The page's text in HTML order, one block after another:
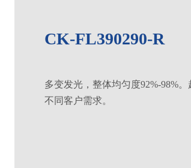
CK-FL390290-R
多变发光，整体均匀度92%-98%
不同客户需求。